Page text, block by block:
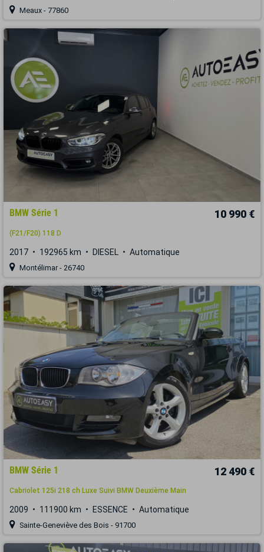
Meaux - 77860
BMW Série 1 10 990 €
(F21/F20) 118 D
2017 192965 km DIESEL Automatique
Montélimar - 26740
BMW Série 1 12 490 €
Cabriolet 125i 218 ch Luxe Suivi BMW Deuxième Main
2009 111900 km ESSENCE Automatique
Sainte-Geneviève des Bois - 91700